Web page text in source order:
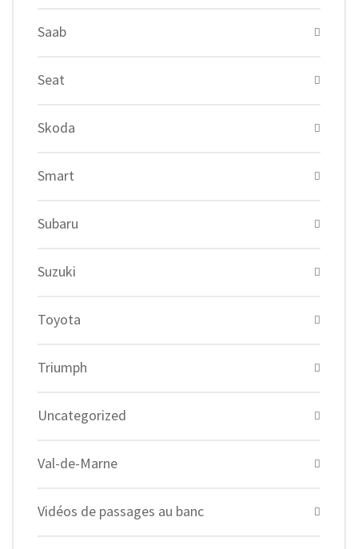
Saab
Seat
Skoda
Smart
Subaru
Suzuki
Toyota
Triumph
Uncategorized
Val-de-Marne
Vidéos de passages au banc